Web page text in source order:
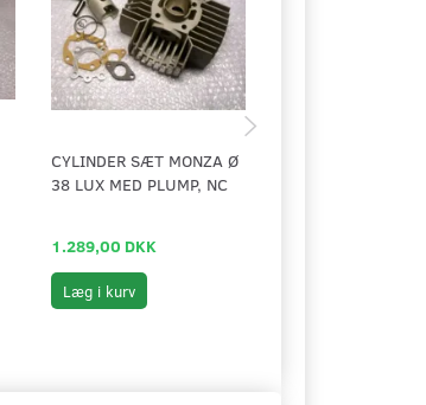
CYLINDER SÆT MONZA Ø
38 LUX MED PLUMP, NC
1.289,00 DKK
Læg i kurv